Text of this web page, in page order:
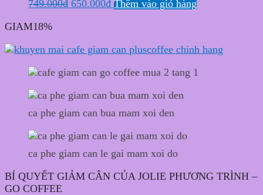
749.000₫ Original
650.000₫Current
Thêm vào giỏ hàng
GIAM18%
ca phe giam can bua mam xoi den
ca phe giam can le gai mam xoi do
BÍ QUYẾT GIẢM CÂN CỦA JOLIE PHƯƠNG TRÌNH –
GO COFFEE